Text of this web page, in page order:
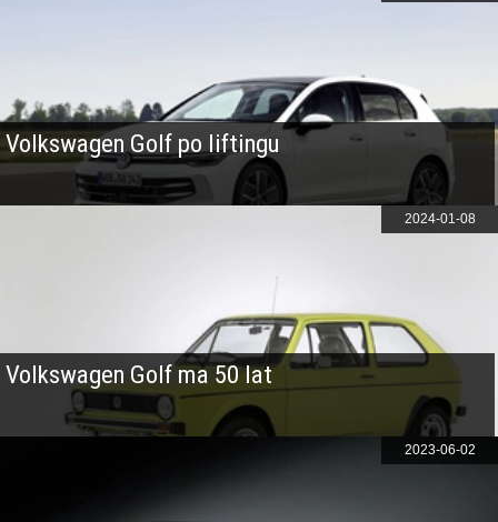
Volkswagen Golf po liftingu
Volkswagen Golf ma 50 lat
2024-01-08
2023-06-02